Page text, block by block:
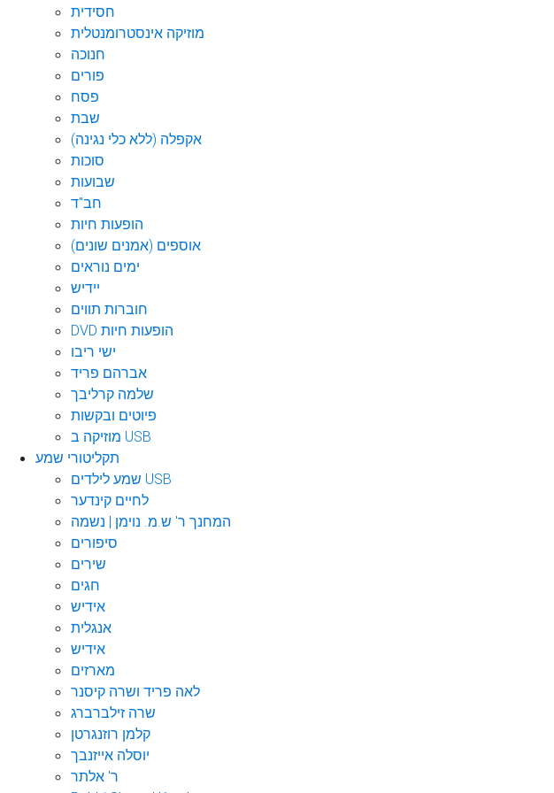
חסידית
מוזיקה אינסטרומנטלית
חנוכה
פורים
פסח
שבת
אקפלה (ללא כלי נגינה)
סוכות
שבועות
חב"ד
הופעות חיות
אוספים (אמנים שונים)
ימים נוראים
יידיש
חוברות תווים
DVD הופעות חיות
ישי ריבו
אברהם פריד
שלמה קרליבך
פיוטים ובקשות
מוזיקה ב USB
תקליטורי שמע
שמע לילדים USB
לחיים קינדער
המחנך ר' ש.מ. נוימן | נשמה
סיפורים
שירים
חגים
אידיש
אנגלית
אידיש
מארזים
לאה פריד ושרה קיסנר
שרה זילברברג
קלמן רוזנגרטן
יוסלה אייזנבך
ר' אלתר